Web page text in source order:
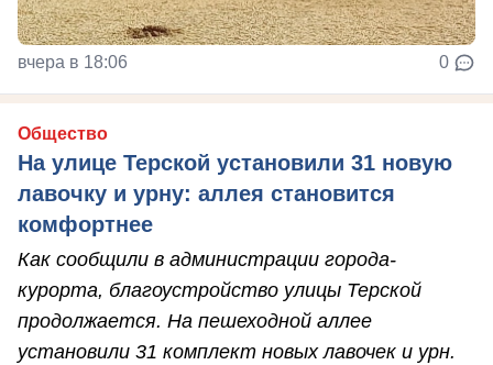
вчера в 18:06 0
Общество
На улице Терской установили 31 новую
лавочку и урну: аллея становится
комфортнее
Как сообщили в администрации города-
курорта, благоустройство улицы Терской
продолжается. На пешеходной аллее
установили 31 комплект новых лавочек и урн.